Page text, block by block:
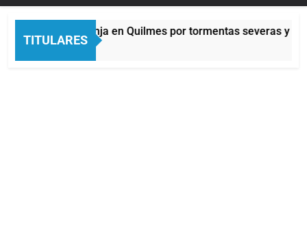
TITULARES
Alerta naranja en Quilmes por tormentas severas y
5 Horas Atrás